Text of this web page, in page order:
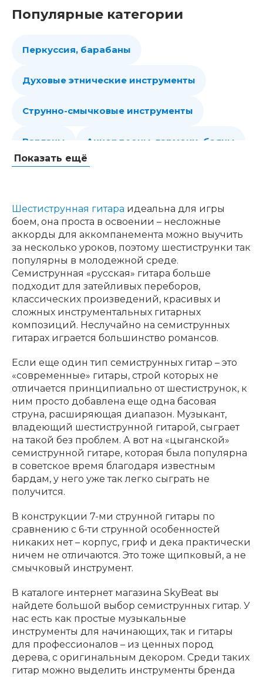
Популярные категории
Перкуссия, барабаны
Духовые этнические инструменты
Струнно-смычковые инструменты
Варганы Аккордеоны, гармони, баяны
Клавишные Сувениры, подарки
Аренда
Показать ещё
Шестиструнная гитара идеальна для игры
боем, она проста в освоении – несложные
аккорды для аккомпанемента можно выучить
за несколько уроков, поэтому шестиструнки так
популярны в молодежной среде.
Семиструнная «русская» гитара больше
подходит для затейливых переборов,
классических произведений, красивых и
сложных инструментальных гитарных
композиций. Неслучайно на семиструнных
гитарах играется большинство романсов.
Если еще один тип семиструнных гитар – это
«современные» гитары, строй которых не
отличается принципиально от шестиструнок, к
ним просто добавлена еще одна басовая
струна, расширяющая диапазон. Музыкант,
владеющий шестиструнной гитарой, сыграет
на такой без проблем. А вот на «цыганской»
семиструнной гитаре, которая была популярна
в советское время благодаря известным
бардам, у него уже так легко сыграть не
получится.
В конструкции 7-ми струнной гитары по
сравнению с 6-ти струнной особенностей
никаких нет – корпус, гриф и дека практически
ничем не отличаются. Это тоже щипковый, а не
смычковый инструмент.
В каталоге интернет магазина SkyBeat вы
найдете большой выбор семиструнных гитар. У
нас есть как простые музыкальные
инструменты для начинающих, так и гитары
для профессионалов – из ценных пород
дерева, с оригинальным декором. Среди таких
гитар можно выделить инструменты бренда